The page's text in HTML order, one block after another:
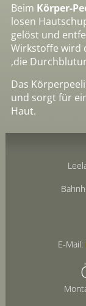
Beim Körper-
losen
gelöst und
Wirkstoffe wird
,die
Das
und sorgt für
Haut.
E-Mail: